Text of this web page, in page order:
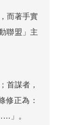
而著手實
聯盟」主
首謀者，
修正為：
」。